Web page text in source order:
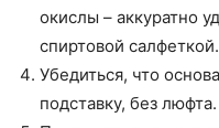
окислы – аккуратно
спиртовой салфеткой.
Убедиться, что
подставку, без люфта.